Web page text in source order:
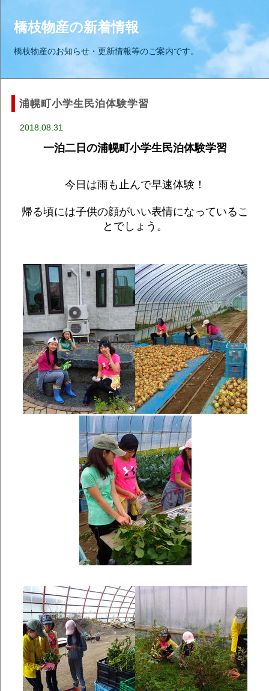
橋枝物産の新着情報
橋枝物産のお知らせ・更新情報等のご案内です。
浦幌町小学生民泊体験学習
2018.08.31
一泊二日の浦幌町小学生民泊体験学習
今日は雨も止んで早速体験！
帰る頃には子供の顔がいい表情になっているこ
とでしょう。